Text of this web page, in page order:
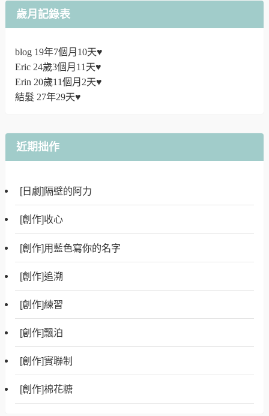
歲月記錄表
blog 19年7個月10天♥
Eric 24歲3個月11天♥
Erin 20歲11個月2天♥
結髮 27年29天♥
近期拙作
[日劇]隔壁的阿力
[創作]收心
[創作]用藍色寫你的名字
[創作]追溯
[創作]練習
[創作]飄泊
[創作]實聯制
[創作]棉花糖